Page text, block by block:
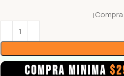
COMPRA MINIMA $